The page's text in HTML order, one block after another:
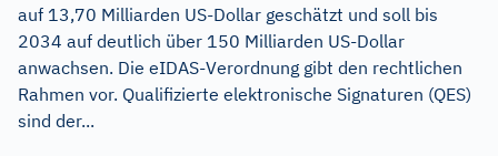
auf 13,70 Milliarden US-Dollar geschätzt und soll bis
2034 auf deutlich über 150 Milliarden US-Dollar
anwachsen. Die eIDAS-Verordnung gibt den rechtlichen
Rahmen vor. Qualifizierte elektronische Signaturen (QES)
sind der...